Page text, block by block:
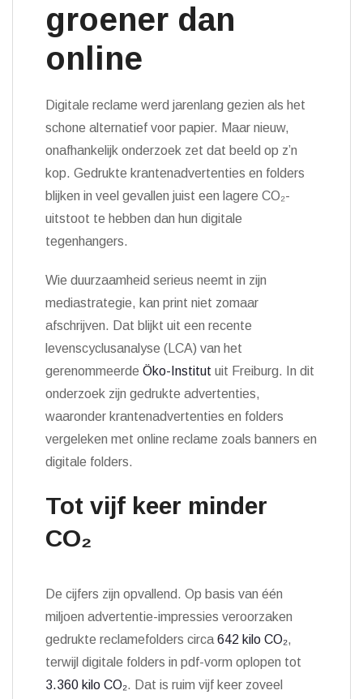
groener dan
online
Digitale reclame werd jarenlang gezien als het
schone alternatief voor papier. Maar nieuw,
onafhankelijk onderzoek zet dat beeld op z’n
kop. Gedrukte krantenadvertenties en folders
blijken in veel gevallen juist een lagere CO₂-
uitstoot te hebben dan hun digitale
tegenhangers.
Wie duurzaamheid serieus neemt in zijn
mediastrategie, kan print niet zomaar
afschrijven. Dat blijkt uit een recente
levenscyclusanalyse (LCA) van het
gerenommeerde Öko-Institut uit Freiburg. In dit
onderzoek zijn gedrukte advertenties,
waaronder krantenadvertenties en folders
vergeleken met online reclame zoals banners en
digitale folders.
Tot vijf keer minder
CO₂
De cijfers zijn opvallend. Op basis van één
miljoen advertentie-impressies veroorzaken
gedrukte reclamefolders circa 642 kilo CO₂,
terwijl digitale folders in pdf-vorm oplopen tot
3.360 kilo CO₂. Dat is ruim vijf keer zoveel